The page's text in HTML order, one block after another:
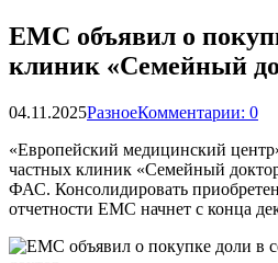
ЕМС объявил о
клиник «Семейный
04.11.2025РазноеКомментарии: 0
«Европейский медицинский
частных клиник «Семейный
ФАС. Консолидировать
отчетности ЕМС начнет с конца